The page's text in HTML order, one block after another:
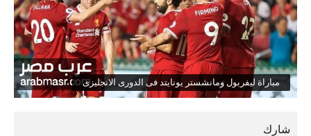
مباراة ليفربول ومانشستر يونايتد فى الدورى الانجليزى